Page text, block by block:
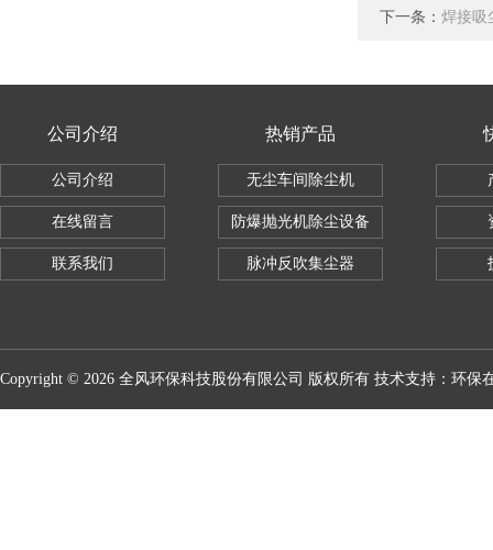
下一条： 焊接吸
公司介绍
公司介绍
在线留言
联系我们
热销产品
无尘车间除尘机
防爆抛光机除尘设备
脉冲反吹集尘器
Copyright © 2026 全风环保科技股份有限公司 版权所有 技术支持： 环保